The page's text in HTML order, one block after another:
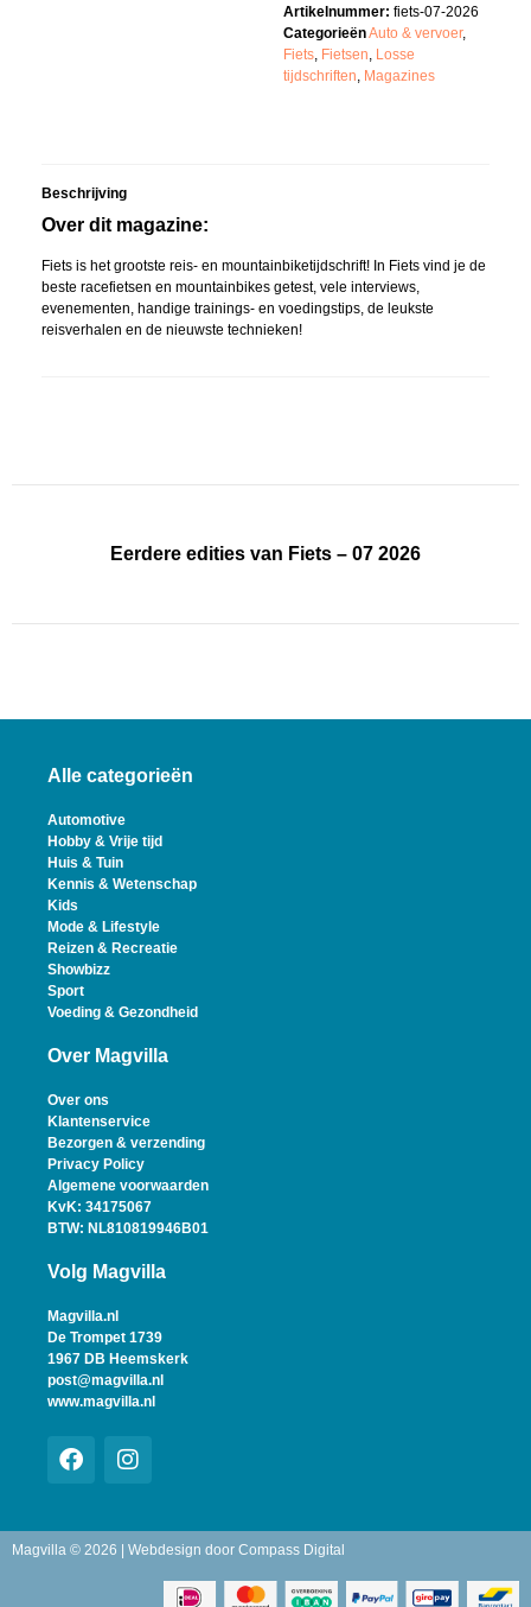
Artikelnummer: fiets-07-2026
CategorieënAuto & vervoer,
Fiets, Fietsen, Losse
tijdschriften, Magazines
Beschrijving
Over dit magazine:
Fiets is het grootste reis- en mountainbiketijdschrift! In Fiets vind je de
beste racefietsen en mountainbikes getest, vele interviews,
evenementen, handige trainings- en voedingstips, de leukste
reisverhalen en de nieuwste technieken!
Eerdere edities van Fiets – 07 2026
Alle categorieën
Automotive
Hobby & Vrije tijd
Huis & Tuin
Kennis & Wetenschap
Kids
Mode & Lifestyle
Reizen & Recreatie
Showbizz
Sport
Voeding & Gezondheid
Over Magvilla
Over ons
Klantenservice
Bezorgen & verzending
Privacy Policy
Algemene voorwaarden
KvK: 34175067
BTW: NL810819946B01
Volg Magvilla
Magvilla.nl
De Trompet 1739
1967 DB Heemskerk
post@magvilla.nl
www.magvilla.nl
Magvilla © 2026 | Webdesign door Compass Digital